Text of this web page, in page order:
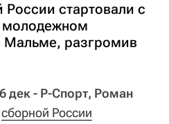
стартовали с
молодежном
Мальме, разгромив
- Р-Спорт, Роман
сборной России